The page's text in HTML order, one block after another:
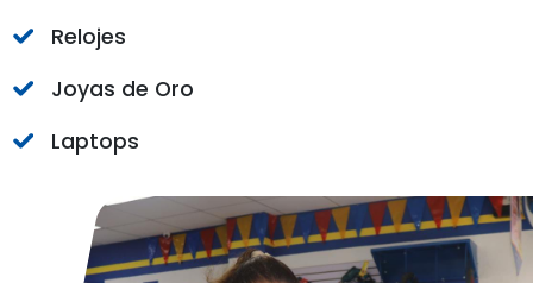
Relojes
Joyas de Oro
Laptops